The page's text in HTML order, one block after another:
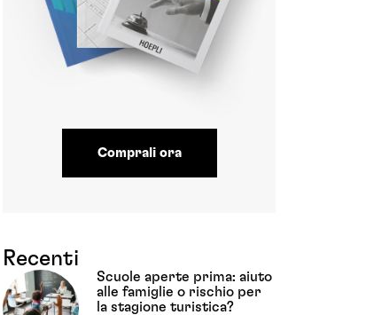
Comprali ora
Recenti
Scuole aperte prima: aiuto
alle famiglie o rischio per
la stagione turistica?